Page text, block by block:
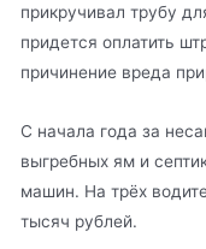
прикручивал трубу
придется оплатить
причинение вреда
С начала года за
выгребных ям и
машин. На трёх
тысяч рублей.